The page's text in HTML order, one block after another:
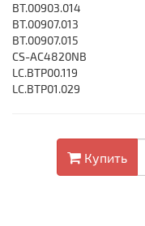
BT.00903.014
BT.00907.013
BT.00907.015
CS-AC4820NB
LC.BTP00.119
LC.BTP01.029
Купить